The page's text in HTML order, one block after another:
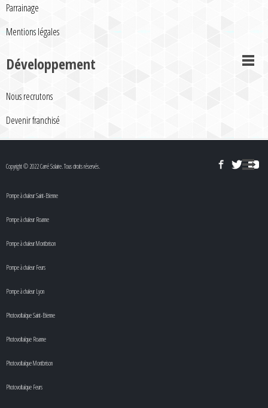
Parrainage
Mentions légales
Développement
Nous recrutons
Devenir franchisé
Copyright © 2022 Carré Solaire. Tous droits réservés.
Pompe à chaleur Saint-Etienne
Pompe à chaleur Roanne
Pompe à chaleur Montbrison
Pompe à chaleur Feurs
Pompe à chaleur Lyon
Photovoltaïque Saint-Etienne
Photovoltaïque Roanne
Photovoltaïque Montbrison
Photovoltaïque Feurs